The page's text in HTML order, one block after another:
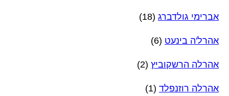
אברימי גולדברג (18)
אהרל'ה בינעט (6)
אהרלה הרשקוביץ (2)
אהרלה רוזנפלד (1)